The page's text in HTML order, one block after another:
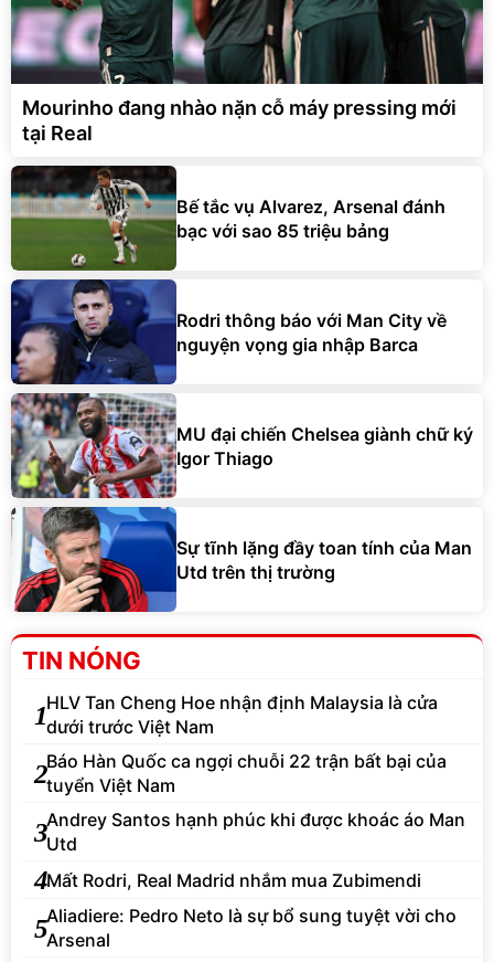
Mourinho đang nhào nặn cỗ máy pressing mới
tại Real
Bế tắc vụ Alvarez, Arsenal đánh
bạc với sao 85 triệu bảng
Rodri thông báo với Man City về
nguyện vọng gia nhập Barca
MU đại chiến Chelsea giành chữ ký
Igor Thiago
Sự tĩnh lặng đầy toan tính của Man
Utd trên thị trường
TIN NÓNG
1HLV Tan Cheng Hoe nhận định Malaysia là cửa
dưới trước Việt Nam
2Báo Hàn Quốc ca ngợi chuỗi 22 trận bất bại của
tuyển Việt Nam
3Andrey Santos hạnh phúc khi được khoác áo Man
Utd
4Mất Rodri, Real Madrid nhắm mua Zubimendi
5Aliadiere: Pedro Neto là sự bổ sung tuyệt vời cho
Arsenal